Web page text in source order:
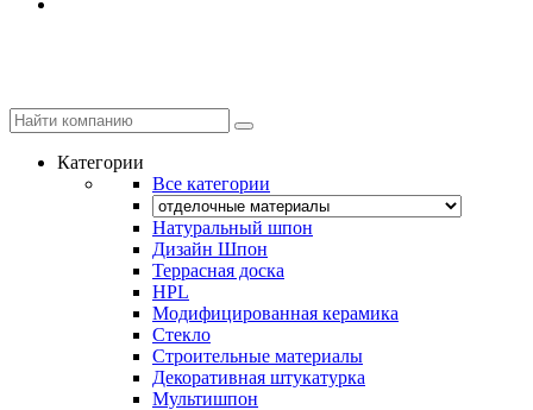
Категории
Все категории
Натуральный шпон
Дизайн Шпон
Террасная доска
HPL
Модифицированная керамика
Стекло
Строительные материалы
Декоративная штукатурка
Мультишпон